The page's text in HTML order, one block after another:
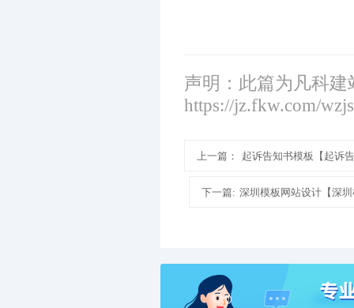
声明：此篇为凡科
https://jz.fkw.com/
上一篇： 起诉告知书模板【起诉
下一篇: 深圳模板网站设计【深